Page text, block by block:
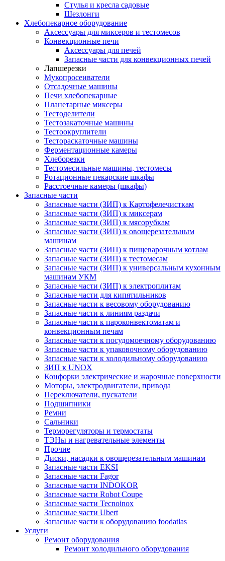
Стулья и кресла садовые
Шезлонги
Хлебопекарное оборудование
Аксессуары для миксеров и тестомесов
Конвекционные печи
Аксессуары для печей
Запасные части для конвекционных печей
Лапшерезки
Мукопросеиватели
Отсадочные машины
Печи хлебопекарные
Планетарные миксеры
Тестоделители
Тестозакаточные машины
Тестоокруглители
Тестораскаточные машины
Ферментационные камеры
Хлеборезки
Тестомесильные машины, тестомесы
Ротационные пекарские шкафы
Расстоечные камеры (шкафы)
Запасные части
Запасные части (ЗИП) к Картофелечисткам
Запасные части (ЗИП) к миксерам
Запасные части (ЗИП) к мясорубкам
Запасные части (ЗИП) к овощерезательным
машинам
Запасные части (ЗИП) к пищеварочным котлам
Запасные части (ЗИП) к тестомесам
Запасные части (ЗИП) к универсальным кухонным
машинам УКМ
Запасные части (ЗИП) к электроплитам
Запасные части для кипятильников
Запасные части к весовому оборудованию
Запасные части к линиям раздачи
Запасные части к пароконвектоматам и
конвекционным печам
Запасные части к посудомоечному оборудованию
Запасные части к упаковочному оборудованию
Запасные части к холодильному оборудованию
ЗИП к UNOX
Конфорки электрические и жарочные поверхности
Моторы, электродвигатели, привода
Переключатели, пускатели
Подшипники
Ремни
Сальники
Терморегуляторы и термостаты
ТЭНы и нагревательные элементы
Прочие
Диски, насадки к овощерезательным машинам
Запасные части EKSI
Запасные части Fagor
Запасные части INDOKOR
Запасные части Robot Coupe
Запасные части Tecnoinox
Запасные части Ubert
Запасные части к оборудованию foodatlas
Услуги
Ремонт оборудования
Ремонт холодильного оборудования